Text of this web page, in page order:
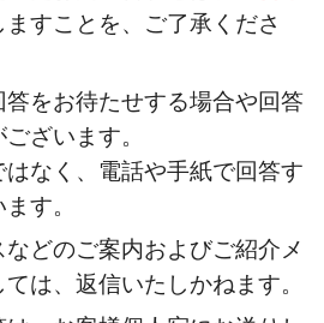
ますことを、ご了承くださ
答をお待たせする場合や回答
ざいます。
はなく、電話や手紙で回答す
す。
どのご案内およびご紹介メ
は、返信いたしかねます。